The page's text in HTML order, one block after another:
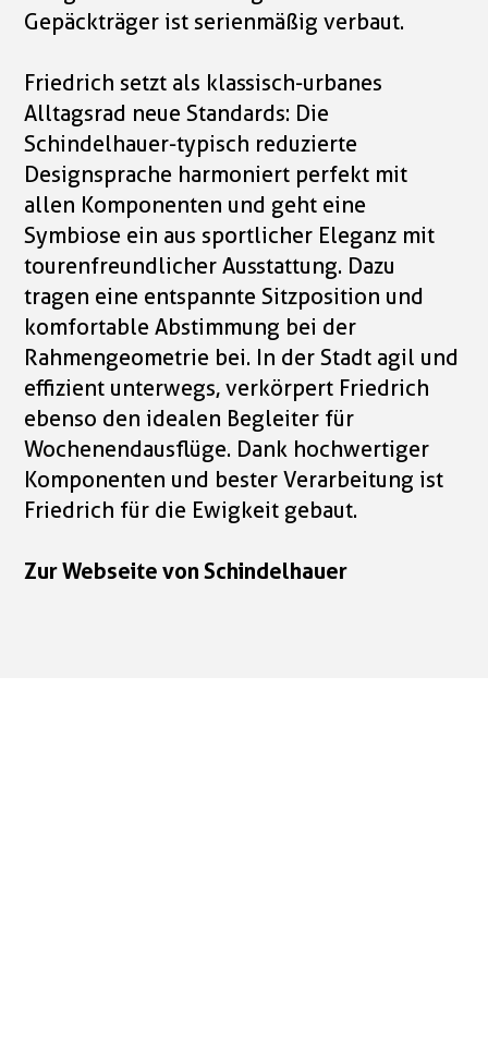
Gepäckträger ist serienmäßig verbaut.
Friedrich setzt als klassisch-urbanes
Alltagsrad neue Standards: Die
Schindelhauer-typisch reduzierte
Designsprache harmoniert perfekt mit
allen Komponenten und geht eine
Symbiose ein aus sportlicher Eleganz mit
tourenfreundlicher Ausstattung. Dazu
tragen eine entspannte Sitzposition und
komfortable Abstimmung bei der
Rahmengeometrie bei. In der Stadt agil und
effizient unterwegs, verkörpert Friedrich
ebenso den idealen Begleiter für
Wochenendausflüge. Dank hochwertiger
Komponenten und bester Verarbeitung ist
Friedrich für die Ewigkeit gebaut.
Zur Webseite von Schindelhauer